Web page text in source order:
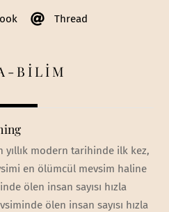
Thread
BİLİM
yıllık modern tarihinde ilk kez,
en ölümcül mevsim haline
ölen insan sayısı hızla
ölen insan sayısı hızla